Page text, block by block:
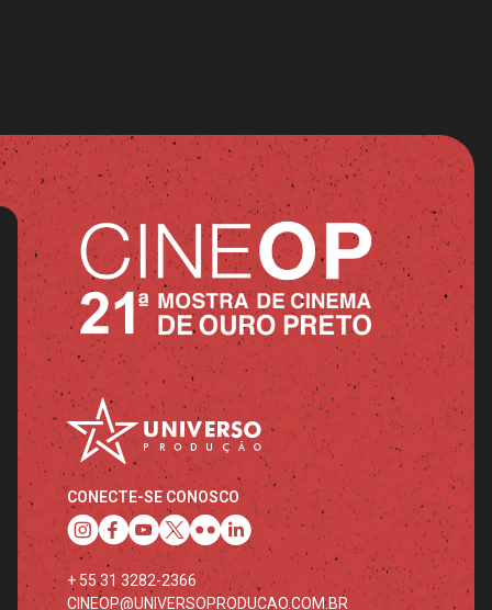
CONECTE-SE CONOSCO
+ 55 31 3282-2366
CINEOP@UNIVERSOPRODUCAO.COM.BR